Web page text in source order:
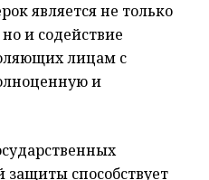
является не только
и содействие
лицам с
и
защиты способствует